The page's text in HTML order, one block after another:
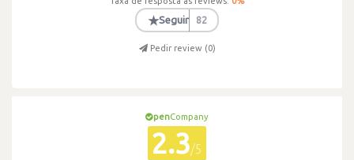
★Seguir 82
Pedir review (0)
penCompany
2.3/5